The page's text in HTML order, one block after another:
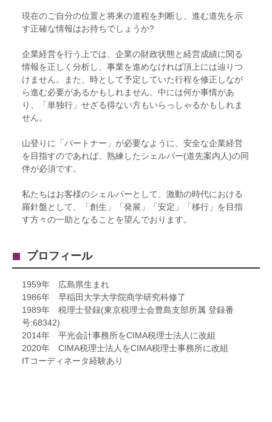
現在のご自分の位置と将来の道程を判断し、進む道先を示
す正確な情報はお持ちでしょうか?
企業経営を行う上では、企業の財政状態と経営成績に関る
情報を正しく分析し、事業を進めなければ頂上には辿りつ
けません。また、時として予定していた行程を修正しなが
ら進む必要があるかもしれません。中には何か事情があ
り、「単独行」せざる得ない方もいらっしゃるかもしれま
せん。
山登りに「パートナー」が必要なように、安全な企業経営
を目指すのであれば、熟練したシェルパー(道先案内人)の同
伴が必須です。
私たちはお客様のシェルパーとして、激動の時代における
羅針盤として、「創生」「発展」「安定」「移行」を目指
す方々の一助となることを望んでおります。
プロフィール
1959年 広島県生まれ
1986年 早稲田大学大学院商学研究科修了
1989年 税理士登録(東京税理士会豊島支部所属 登録番
号:68342)
2014年 平光会計事務所をCIMA税理士法人に改組
2020年 CIMA税理士法人をCIMA税理士事務所に改組
ITコーディネータ経験あり